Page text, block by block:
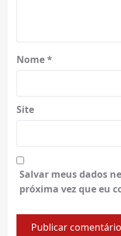
Nome*
Site
Salvar meus dados
próxima vez que eu